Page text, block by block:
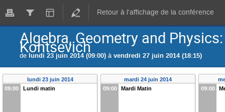
Retour à l'affichage de la conférence
Algebra, Geometry and
Kontsevich
de lundi 23 juin 2014 (09:00) àvendredi 27 juin 2014 (18:15)
lundi 23 juin 2014
09:00
Lundi matin
mardi 24 juin 2014
09:00
Mardi Matin
09:00